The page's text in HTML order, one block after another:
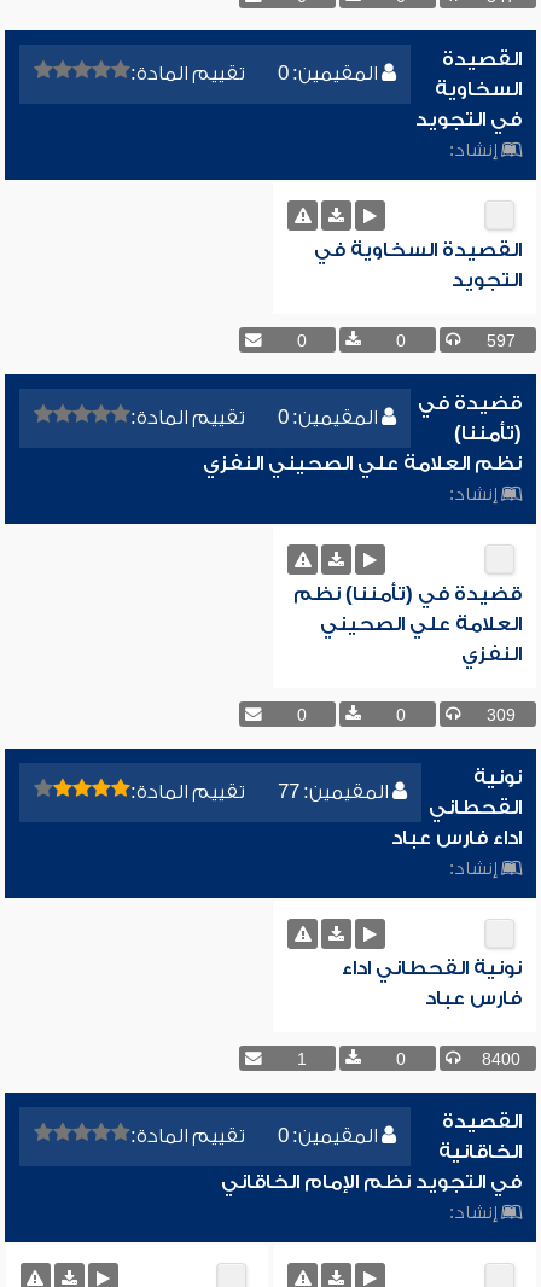
المقيمين: 0 تقييم المادة:
القصيدة
السخاوية
في التجويد
إنشاد:
القصيدة السخاوية في
التجويد
597
0
0
المقيمين: 0 تقييم المادة:
قضيدة في
(تأمننا)
نظم العلامة علي الصحيني النفزي
إنشاد:
قضيدة في (تأمننا) نظم
العلامة علي الصحيني
النفزي
309
0
0
المقيمين: 77 تقييم المادة:
نونية
القحطاني
اداء فارس عباد
إنشاد:
نونية القحطاني اداء
فارس عباد
8400
0
1
المقيمين: 0 تقييم المادة:
القصيدة
الخاقانية
في التجويد نظم الإمام الخاقاني
إنشاد: